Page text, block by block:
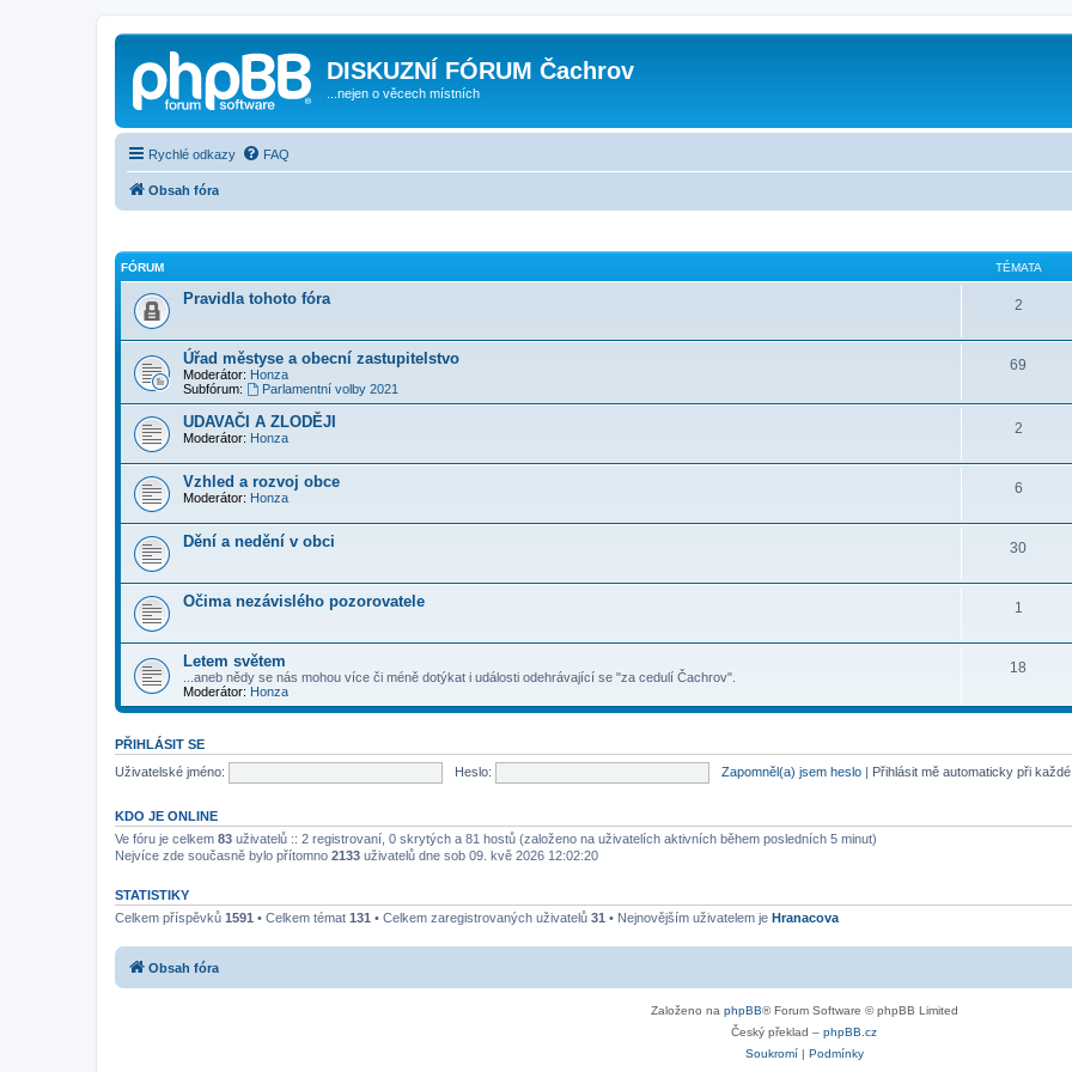
DISKUZNÍ FÓRUM Čachrov
...nejen o věcech místních
Rychlé odkazy FAQ
Obsah fóra
FÓRUM TÉMATA
Pravidla tohoto fóra 2
Úřad městyse a obecní zastupitelstvo
Moderátor: Honza
Subfórum:
Parlamentní volby 2021
69
UDAVAČI A ZLODĚJI
Moderátor: Honza
2
Vzhled a rozvoj obce
Moderátor: Honza
6
Dění a nedění v obci 30
Očima nezávislého pozorovatele 1
Letem světem
...aneb nědy se nás mohou více či méně dotýkat i události odehrávající se "za cedulí Čachrov".
Moderátor: Honza
18
PŘIHLÁSIT SE
Uživatelské jméno:
Heslo: Zapomněl(a) jsem heslo | Přihlásit mě automaticky při
KDO JE ONLINE
Ve fóru je celkem 83 uživatelů :: 2 registrovaní, 0 skrytých a 81 hostů (založeno na uživatelích aktivních během posledních 5 minut)
Nejvíce zde současně bylo přítomno 2133 uživatelů dne sob 09. kvě 2026 12:02:20
STATISTIKY
Celkem příspěvků 1591 • Celkem témat 131 • Celkem zaregistrovaných uživatelů 31 • Nejnovějším uživatelem je Hranacova
Obsah fóra
Založeno na phpBB® Forum Software © phpBB Limited
Český překlad – phpBB.cz
Soukromí| Podmínky